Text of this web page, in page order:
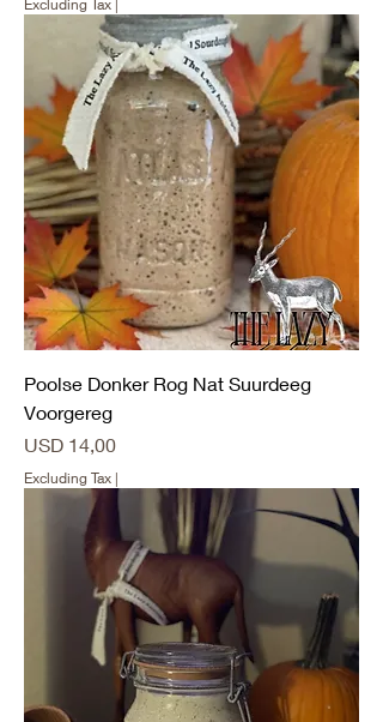
Excluding Tax
Poolse Donker Rog Nat Suurdeeg
Voorgereg
Price
USD 14,00
Excluding Tax |